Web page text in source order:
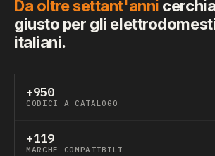
Da oltre settant'anni
giusto per gli
italiani.
+950
CODICI A CATALOGO
+119
MARCHE COMPATIBILI